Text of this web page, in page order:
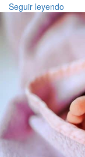
Seguir leyendo